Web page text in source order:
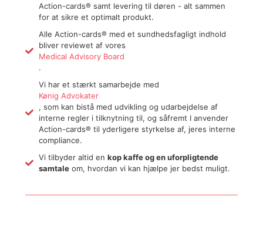
Action-cards® samt levering til døren - alt sammen
for at sikre et optimalt produkt.
Alle Action-cards® med et sundhedsfagligt indhold
bliver reviewet af vores
Medical Advisory Board
.
Vi har et stærkt samarbejde med
Kønig Advokater
, som kan bistå med udvikling og udarbejdelse af
interne regler i tilknytning til, og såfremt I anvender
Action-cards® til yderligere styrkelse af, jeres interne
compliance.
Vi tilbyder altid en kop kaffe og en uforpligtende
samtaleom, hvordan vi kan hjælpe jer bedst muligt.